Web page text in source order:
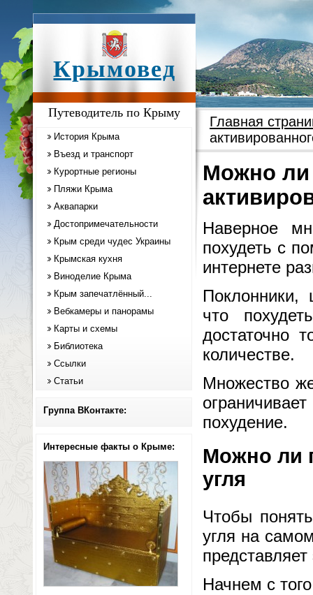
Крымовед
Путеводитель по Крыму
История Крыма
Въезд и транспорт
Курортные регионы
Пляжи Крыма
Аквапарки
Достопримечательности
Крым среди чудес Украины
Крымская кухня
Виноделие Крыма
Крым запечатлённый...
Вебкамеры и панорамы
Карты и схемы
Библиотека
Ссылки
Статьи
Группа ВКонтакте:
Интересные факты о Крыме:
Главная
Можно ли
Наверное
похудеть с
интернете
Поклонники,
что
достаточно
количестве.
Множество
похудение.
Можно ли
угля
Чтобы
угля на
представляет
Начнем с